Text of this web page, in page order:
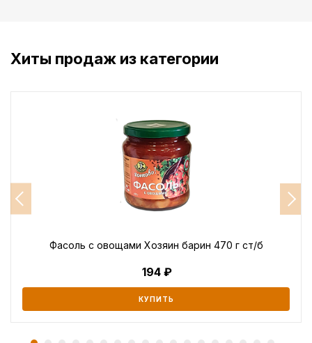
Хиты продаж из категории
Фасоль с овощами Хозяин барин 470 г ст/б
194
КУПИТЬ